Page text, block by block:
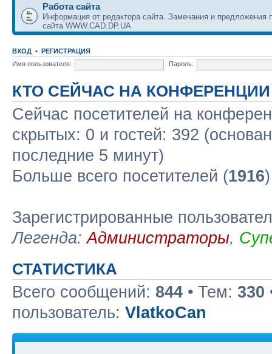
Работа сайта
Информация от редактора сайта. Замечания и предложения
сайта WWW.CAD.DP.UA
ВХОД • РЕГИСТРАЦИЯ
Имя пользователя:
Пароль:
КТО СЕЙЧАС НА КОНФЕРЕНЦИИ
Сейчас посетителей на
скрытых: 0 и гостей: 392
последние 5 минут)
Больше всего посетителей (1916
Зарегистрированные
Легенда:Администраторы,
СТАТИСТИКА
Всего сообщений: 844 • Тем: 330
пользователь: VlatkoCan